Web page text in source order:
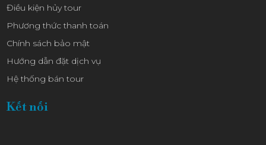
Điều kiện hủy tour
Phương thức thanh toán
Chính sách bảo mật
Hướng dẫn đặt dịch vụ
Hệ thống bán tour
Kết nối